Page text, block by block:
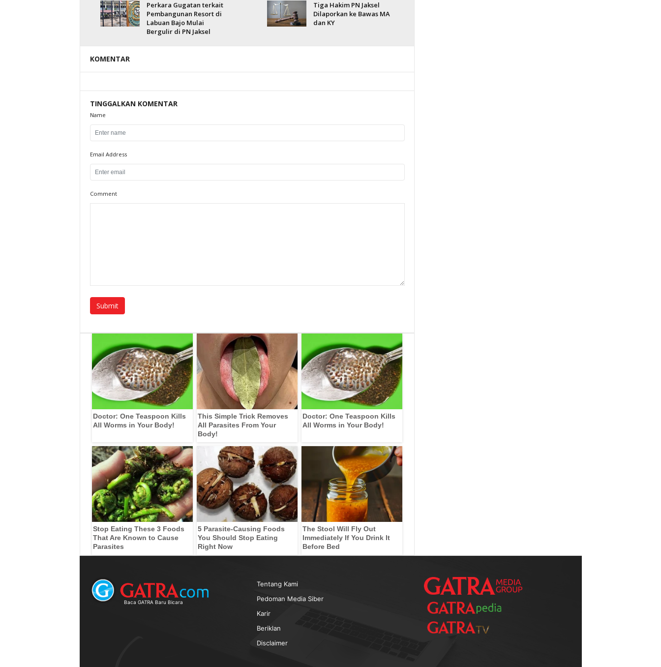
Perkara Gugatan terkait
Pembangunan Resort di
Labuan Bajo Mulai
Bergulir di PN Jaksel
Tiga Hakim PN Jaksel
Dilaporkan ke Bawas MA
dan KY
KOMENTAR
TINGGALKAN KOMENTAR
Name
Email Address
Comment
Doctor: One Teaspoon Kills
All Worms in Your Body!
This Simple Trick Removes
All Parasites From Your
Body!
Doctor: One Teaspoon Kills
All Worms in Your Body!
Stop Eating These 3 Foods
That Are Known to Cause
Parasites
5 Parasite-Causing Foods
You Should Stop Eating
Right Now
The Stool Will Fly Out
Immediately If You Drink It
Before Bed
Baca GATRA Baru Bicara
Tentang Kami
Pedoman Media Siber
Karir
Beriklan
Disclaimer